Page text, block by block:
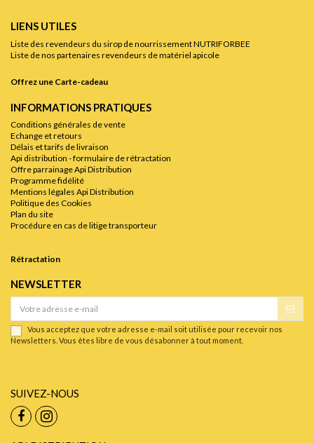
LIENS UTILES
Liste des revendeurs du sirop de nourrissement NUTRIFORBEE
Liste de nos partenaires revendeurs de matériel apicole
Offrez une Carte-cadeau
INFORMATIONS PRATIQUES
Conditions générales de vente
Echange et retours
Délais et tarifs de livraison
Api distribution - formulaire de rétractation
Offre parrainage Api Distribution
Programme fidélité
Mentions légales Api Distribution
Politique des Cookies
Plan du site
Procédure en cas de litige transporteur
Rétractation
NEWSLETTER
Vous acceptez que votre adresse e-mail soit utilisée pour recevoir nos
Newsletters. Vous êtes libre de vous désabonner à tout moment.
SUIVEZ-NOUS